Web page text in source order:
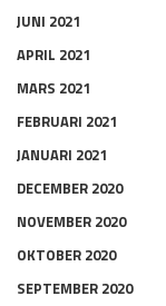
JUNI 2021
APRIL 2021
MARS 2021
FEBRUARI 2021
JANUARI 2021
DECEMBER 2020
NOVEMBER 2020
OKTOBER 2020
SEPTEMBER 2020